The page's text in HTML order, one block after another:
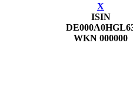
X
ISIN
WKN 000000